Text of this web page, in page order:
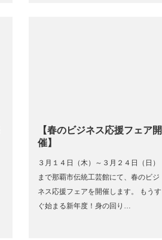
【春のビジネス応援フェア開
催】
３月１４日（木）～３月２４日（日）
まで那覇市伝統工芸館にて、春のビジ
ネス応援フェアを開催します。 もうす
ぐ始まる新年度！身の回り…